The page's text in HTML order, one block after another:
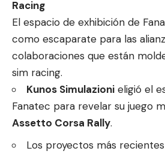
Racing
El espacio de exhibición de
como escaparate para las
colaboraciones que están
sim racing.
Kunos Simulazioni eligió el
Fanatec para revelar su juego
Assetto Corsa Rally.
Los proyectos más